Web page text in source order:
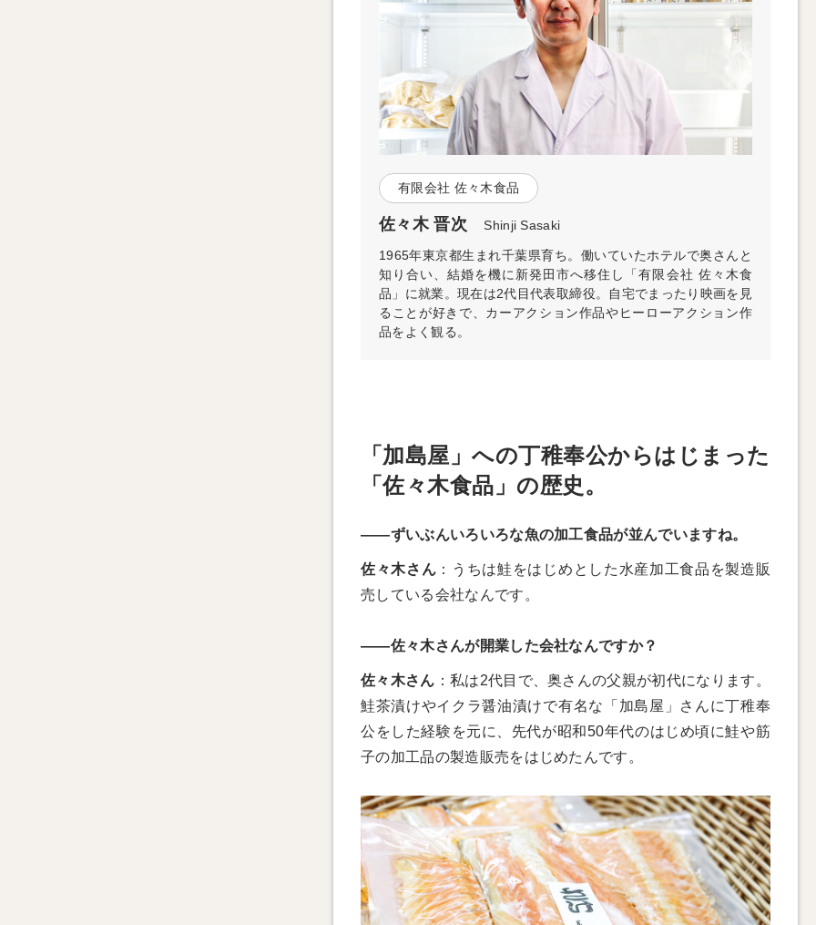
有限会社 佐々木食品
佐々木 晋次 Shinji Sasaki
1965年東京都生まれ千葉県育ち。働いていたホテルで奥さんと
知り合い、結婚を機に新発田市へ移住し「有限会社 佐々木食
品」に就業。現在は2代目代表取締役。自宅でまったり映画を見
ることが好きで、カーアクション作品やヒーローアクション作
品をよく観る。
「加島屋」への丁稚奉公からはじまった
「佐々木食品」の歴史。
——ずいぶんいろいろな魚の加工食品が並んでいますね。
佐々木さん ：うちは鮭をはじめとした水産加工食品を製造販
売している会社なんです。
——佐々木さんが開業した会社なんですか？
佐々木さん ：私は2代目で、奥さんの父親が初代になります。
鮭茶漬けやイクラ醤油漬けで有名な「加島屋」さんに丁稚奉
公をした経験を元に、先代が昭和50年代のはじめ頃に鮭や筋
子の加工品の製造販売をはじめたんです。